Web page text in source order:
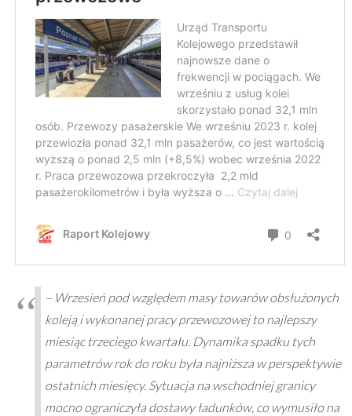
– Wrzesień pod względem masy towarów obsłużonych
koleją i wykonanej pracy przewozowej to najlepszy
miesiąc trzeciego kwartału. Dynamika spadku tych
parametrów rok do roku była najniższa w perspektywie
ostatnich miesięcy. Sytuacja na wschodniej granicy
mocno ograniczyła dostawy ładunków, co wymusiło na